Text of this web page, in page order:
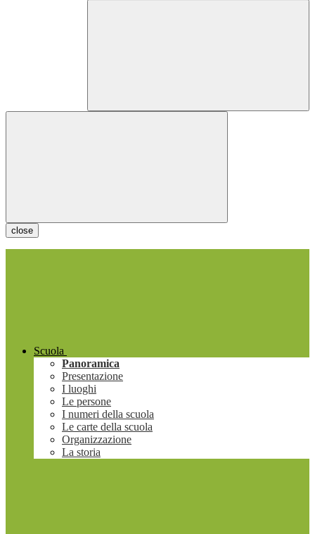
close
Scuola
Panoramica
Presentazione
I luoghi
Le persone
I numeri della scuola
Le carte della scuola
Organizzazione
La storia